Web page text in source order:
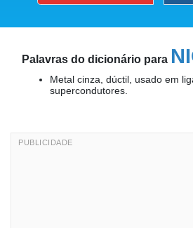
Palavras do dicionário para
Metal cinza, dúctil, usado em
supercondutores.